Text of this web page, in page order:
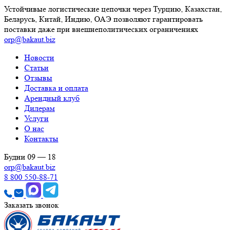
Устойчивые логистические цепочки через Турцию, Казахстан,
Беларусь, Китай, Индию, ОАЭ позволяют гарантировать
поставки даже при внешнеполитических ограничениях
orp@bakaut.biz
Новости
Статьи
Отзывы
Доставка и оплата
Арендный клуб
Дилерам
Услуги
О нас
Контакты
Будни 09 — 18
orp@bakaut.biz
8 800 550-88-71
Заказать звонок